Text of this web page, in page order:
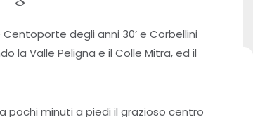
degli anni 30’ e Corbellini
la Valle Peligna e il Colle Mitra, ed il
pochi minuti a piedi il grazioso centro